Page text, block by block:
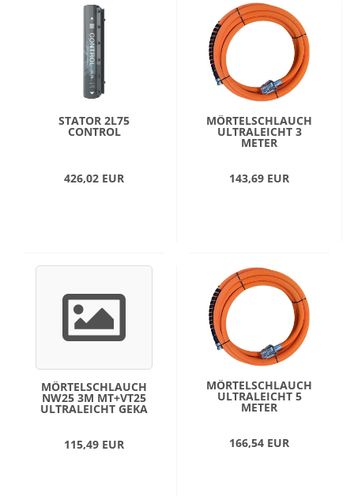
STATOR 2L75
CONTROL
426,02 EUR
MÖRTELSCHLAUCH
ULTRALEICHT 3
METER
143,69 EUR
MÖRTELSCHLAUCH
NW25 3M MT+VT25
ULTRALEICHT GEKA
115,49 EUR
MÖRTELSCHLAUCH
ULTRALEICHT 5
METER
166,54 EUR